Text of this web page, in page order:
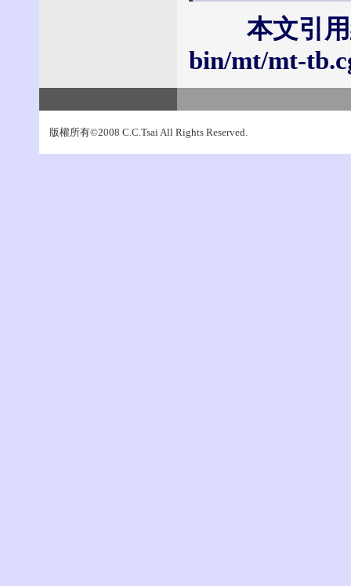
本文引
bin/mt/mt-
版權所有©2008 C.C.Tsai All Rights Reserved.